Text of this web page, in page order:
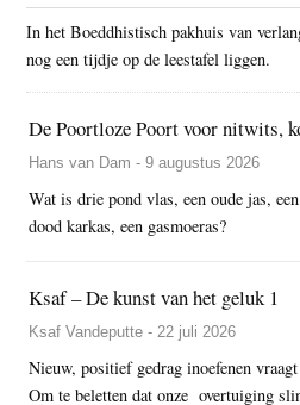
In het Boeddhistisch pakhuis van
nog een tijdje op de leestafel liggen.
De Poortloze Poort voor nitwits,
Hans van Dam - 9 augustus 2026
Wat is drie pond vlas, een oude jas,
dood karkas, een gasmoeras?
Ksaf – De kunst van het geluk 1
Ksaf Vandeputte - 22 juli 2026
Nieuw, positief gedrag inoefenen
Om te beletten dat onze overtuiging